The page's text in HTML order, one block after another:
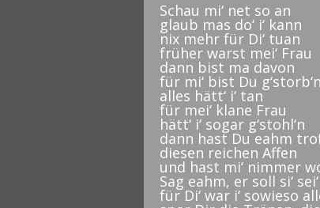
Schau mi‘ net so an
glaub mas do‘ i‘ kann
nix mehr für Di‘ tuan
früher warst mei‘ Frau
dann bist ma davon
für mi‘ bist Du g‘storb‘n
alles hätt‘ i‘ tan
für mei‘ klane Frau
hätt‘ i‘ sogar g‘stohl‘n
dann hast Du eahm
diesen reichen Affen
und hast mi‘ nimmer
Sag eahm, er soll si‘
für Di‘ war i‘ sowieso